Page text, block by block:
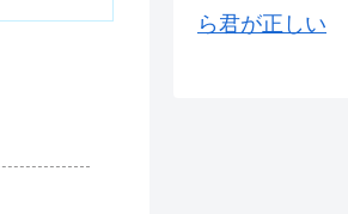
ら君が正しい